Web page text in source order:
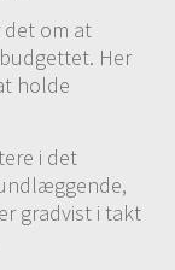
om at
Her
holde
i det
gradvist i takt